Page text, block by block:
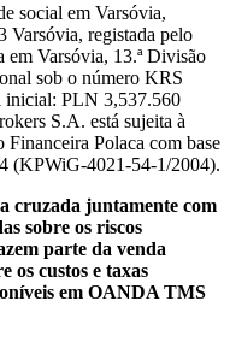
social em Varsóvia,
registada pelo
Varsóvia, 13.ª Divisão
sob o número KRS
inicial: PLN 3,537.560
S.A. está sujeita à
Polaca com base
(KPWiG-4021-54-1/2004).
cruzada juntamente com
sobre os riscos
parte da venda
os custos e taxas
em OANDA TMS